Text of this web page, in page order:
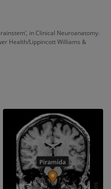
in Clinical Neuroanatomy.
Health/Lippincott Williams &